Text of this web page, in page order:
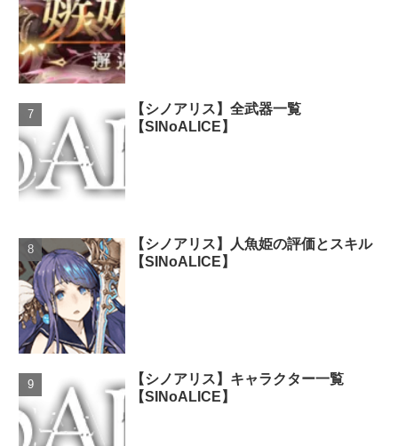
【シノアリス】全武器一覧
【SINoALICE】
【シノアリス】人魚姫の評価とスキル
【SINoALICE】
【シノアリス】キャラクター一覧
【SINoALICE】